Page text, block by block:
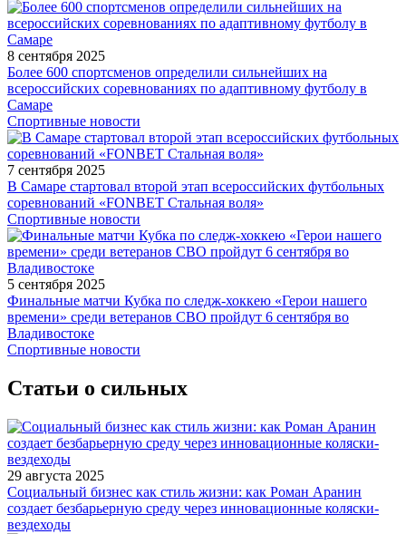
8 сентября 2025
Более 600 спортсменов определили сильнейших на
всероссийских соревнованиях по адаптивному футболу в
Самаре
Спортивные новости
7 сентября 2025
В Самаре стартовал второй этап всероссийских футбольных
соревнований «FONBET Стальная воля»
Спортивные новости
5 сентября 2025
Финальные матчи Кубка по следж-хоккею «Герои нашего
времени» среди ветеранов СВО пройдут 6 сентября во
Владивостоке
Спортивные новости
Статьи о сильных
29 августа 2025
Социальный бизнес как стиль жизни: как Роман Аранин
создает безбарьерную среду через инновационные коляски-
вездеходы